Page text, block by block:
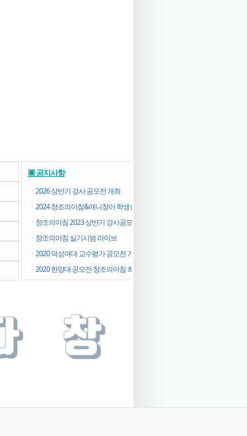
▣ 공지사항
ㆍ 2026 상반기 강사 공모전 개최
ㆍ 2024 창조의아침&애니창아 학생실기대..
ㆍ 창조의아침 2023 상반기 강사공모전
ㆍ 창조의아침 실기시범 라이브
ㆍ 2020 덕성여대 교수평가 공모전 기초디..
ㆍ 2020 한양대 공모전 창조의아침 최우수..